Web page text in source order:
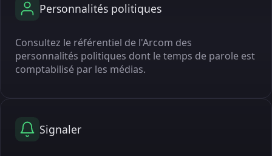
Personnalités politiques
Consultez le référentiel de l'Arcom des
personnalités politiques dont le temps de parole est
comptabilisé par les médias.
Signaler